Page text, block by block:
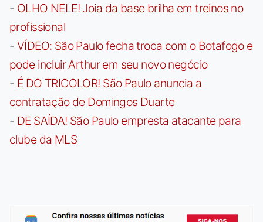
- OLHO NELE! Joia da base brilha em treinos no
profissional
- VÍDEO: São Paulo fecha troca com o Botafogo e
pode incluir Arthur em seu novo negócio
- É DO TRICOLOR! São Paulo anuncia a
contratação de Domingos Duarte
- DE SAÍDA! São Paulo empresta atacante para
clube da MLS